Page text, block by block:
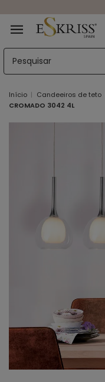
Início Candeeiros de teto
CROMADO 3042 4L